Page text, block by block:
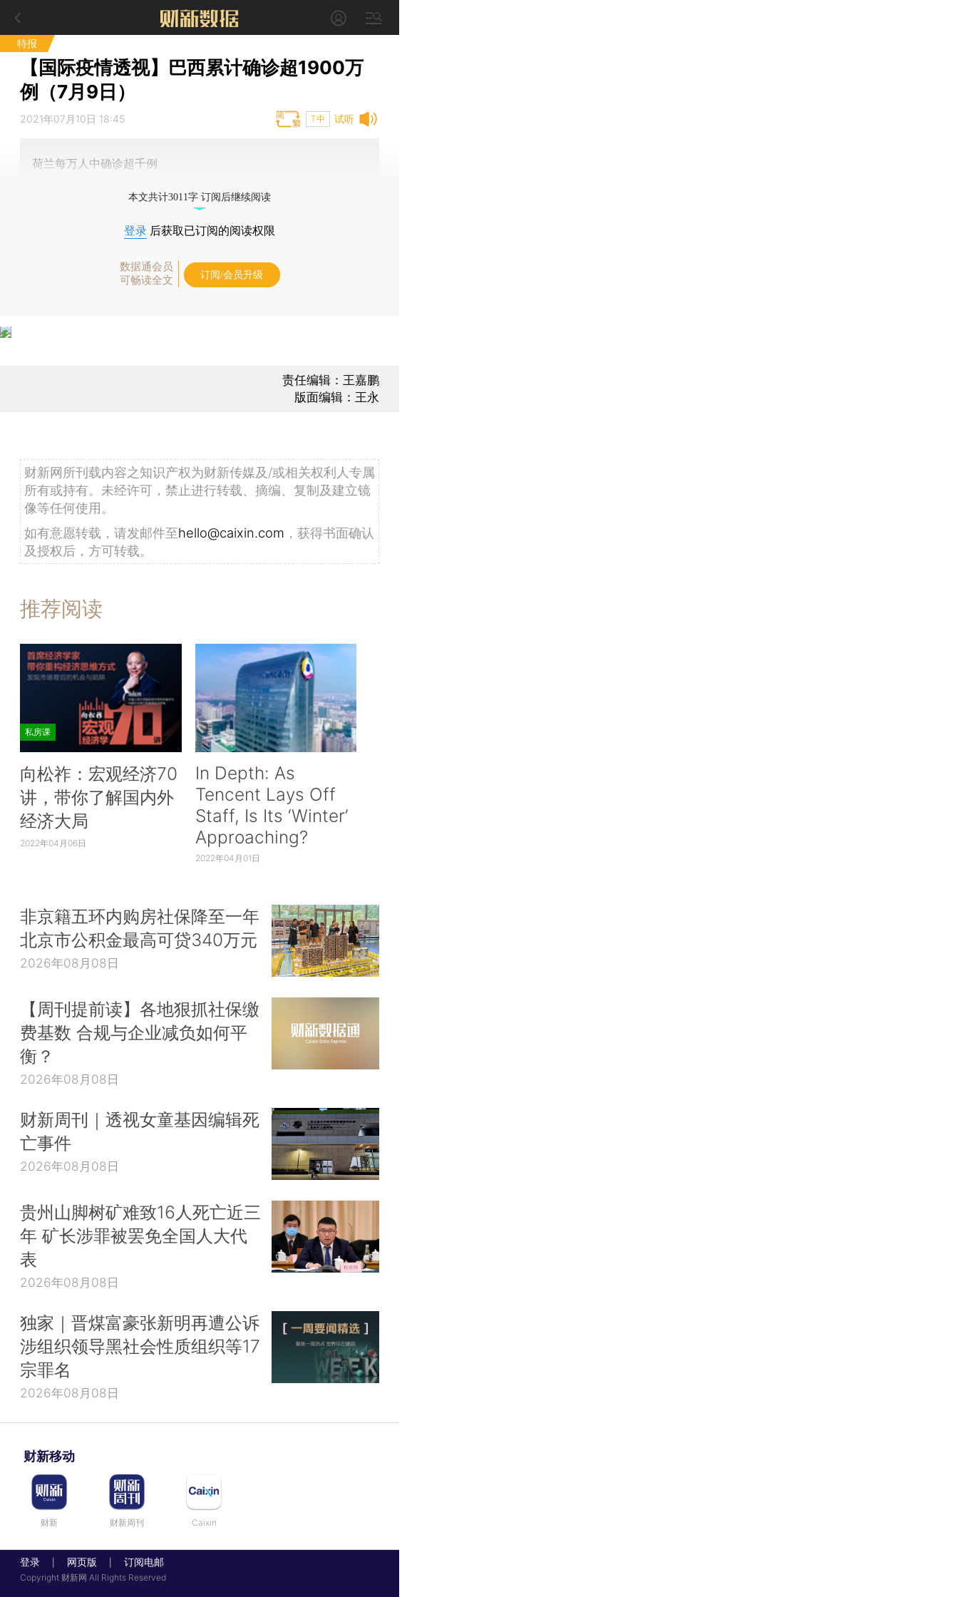
特报
【国际疫情透视】巴西累计确诊超1900万
例（7月9日）
试听
2021年07月10日 18:45 T中
荷兰每万人中确诊超千例
本文共计3011字 订阅后继续阅读
登录 后获取已订阅的阅读权限
数据通会员
可畅读全文
订阅/会员升级
责任编辑：王嘉鹏
版面编辑：王永
财新网所刊载内容之知识产权为财新传媒及/或相关权利人专属
所有或持有。未经许可，禁止进行转载、摘编、复制及建立镜
像等任何使用。
如有意愿转载，请发邮件至hello@caixin.com ，获得书面确认
及授权后，方可转载。
推荐阅读
私房课
向松祚：宏观经济70
讲，带你了解国内外
经济大局
2022年04月06日
In Depth: As
Tencent Lays Off
Staff, Is Its ‘Winter’
Approaching?
2022年04月01日
非京籍五环内购房社保降至一年
北京市公积金最高可贷340万元
2026年08月08日
【周刊提前读】各地狠抓社保缴
费基数 合规与企业减负如何平
衡？
2026年08月08日
财新周刊｜透视女童基因编辑死
亡事件
2026年08月08日
贵州山脚树矿难致16人死亡近三
年 矿长涉罪被罢免全国人大代
表
2026年08月08日
独家｜晋煤富豪张新明再遭公诉
涉组织领导黑社会性质组织等17
宗罪名
2026年08月08日
财新移动
财新 财新周刊 Caixin
登录 网页版 订阅电邮
Copyright 财新网 All Rights Reserved